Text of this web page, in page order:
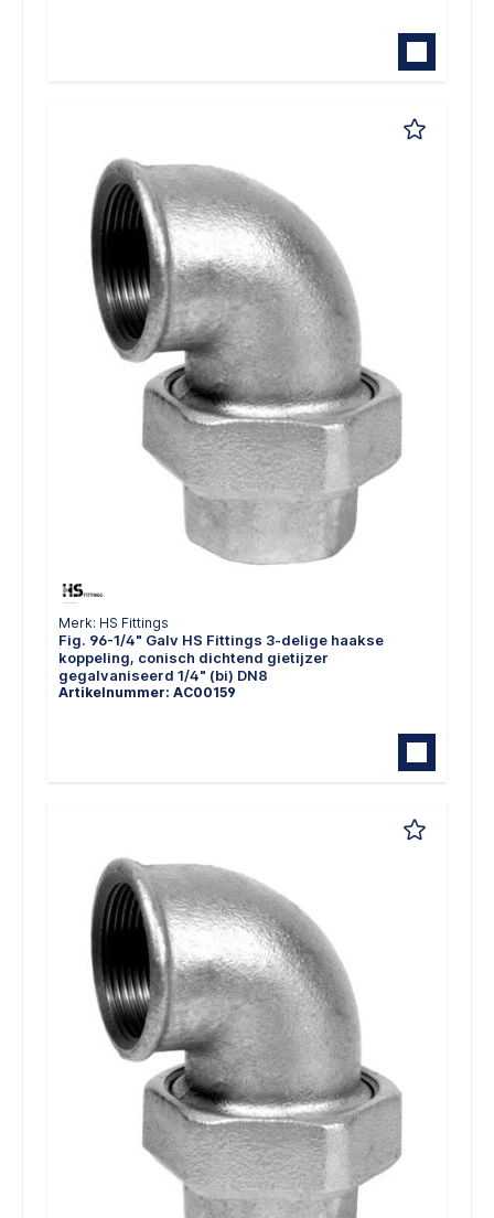
Merk: HS Fittings
Fig. 96-1/4" Galv HS Fittings 3-delige haakse
koppeling, conisch dichtend gietijzer
gegalvaniseerd 1/4" (bi) DN8
Artikelnummer: AC00159